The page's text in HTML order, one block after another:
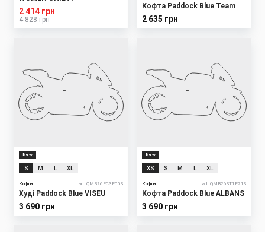
4 828 грн
2 414 грн
Кофта Paddock Blue Team
2 635 грн
New
S M XL
Кофти art. QMB26PC3E00S
Худі Paddock Blue VISEU
3 690 грн
New
XS S M XL
Кофти art. QMB26ST1E21S
Кофта Paddock Blue ALBANS
3 690 грн